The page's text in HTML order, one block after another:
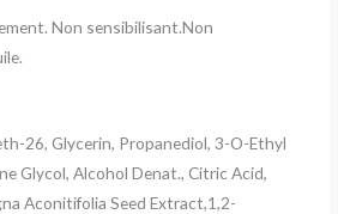
Non sensibilisant.Non
26, Glycerin, Propanediol, 3-O-Ethyl
Glycol, Alcohol Denat., Citric Acid,
Aconitifolia Seed Extract,1,2-